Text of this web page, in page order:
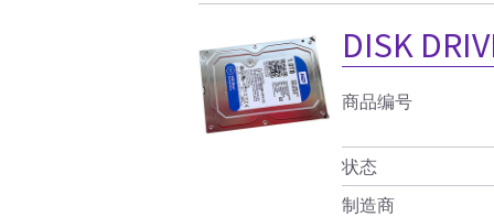
DISK
商品编号
状态
制造商